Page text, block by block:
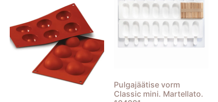
Pulgajäätise vorm
Classic mini. Martellato.